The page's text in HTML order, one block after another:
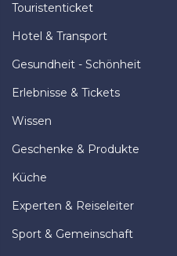
Touristenticket
Hotel & Transport
Gesundheit - Schönheit
Erlebnisse & Tickets
Wissen
Geschenke & Produkte
Küche
Experten & Reiseleiter
Sport & Gemeinschaft